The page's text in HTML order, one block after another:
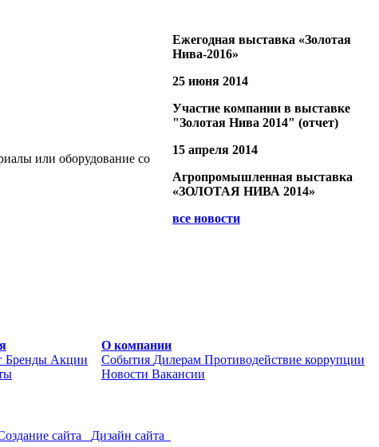
или оборудование со
Ежегодная выставка «Золотая
Нива-2016»
25 июня 2014
Участие компании в выставке
"Золотая Нива 2014" (отчет)
15 апреля 2014
Агропромышленная выставка
«ЗОЛОТАЯ НИВА 2014»
все новости
Бренды Акции
О компании
События Дилерам Противодействие коррупции
Новости Вакансии
сайта Дизайн сайта